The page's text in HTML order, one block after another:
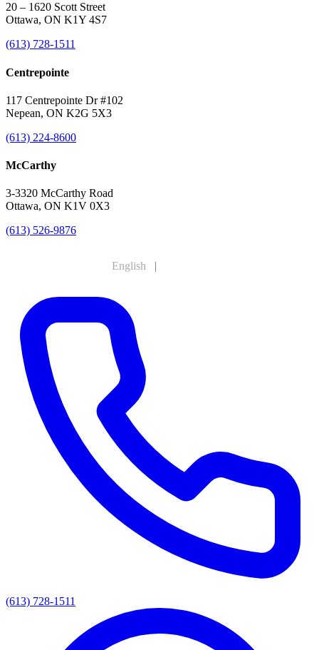
20 – 1620 Scott Street
Ottawa, ON K1Y 4S7
(613) 728-1511
Centrepointe
117 Centrepointe Dr #102
Nepean, ON K2G 5X3
(613) 224-8600
McCarthy
3-3320 McCarthy Road
Ottawa, ON K1V 0X3
(613) 526-9876
English |
(613) 728-1511